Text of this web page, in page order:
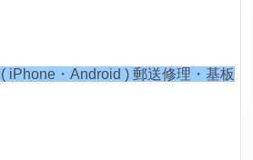
iPhone・Android ) 郵送修理・基板